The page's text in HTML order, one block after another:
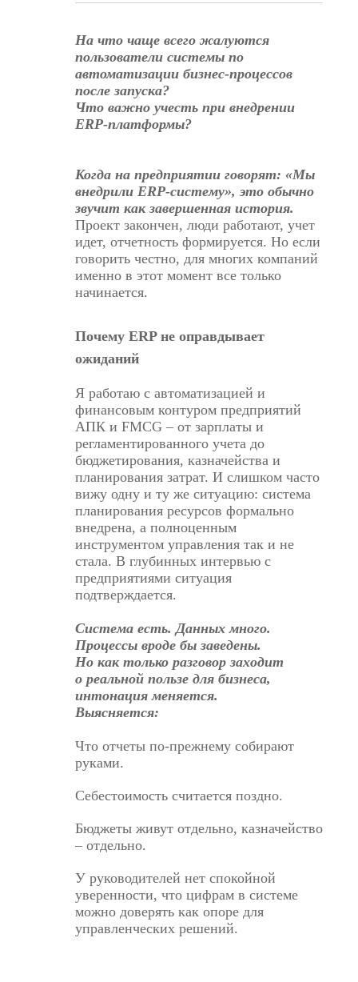
На что чаще всего жалуются
пользователи системы по
автоматизации бизнес-процессов
после запуска?
Что важно учесть при внедрении
ERP-платформы?
Когда на предприятии говорят: «Мы
внедрили ERP-систему», это обычно
звучит как завершенная история.
Проект закончен, люди работают, учет
идет, отчетность формируется. Но если
говорить честно, для многих компаний
именно в этот момент все только
начинается.
Почему ERP не оправдывает
ожиданий
Я работаю с автоматизацией и
финансовым контуром предприятий
АПК и FMCG – от зарплаты и
регламентированного учета до
бюджетирования, казначейства и
планирования затрат. И слишком часто
вижу одну и ту же ситуацию: система
планирования ресурсов формально
внедрена, а полноценным
инструментом управления так и не
стала. В глубинных интервью с
предприятиями ситуация
подтверждается.
Система есть. Данных много.
Процессы вроде бы заведены.
Но как только разговор заходит
о реальной пользе для бизнеса,
интонация меняется.
Выясняется:
Что отчеты по-прежнему собирают
руками.
Себестоимость считается поздно.
Бюджеты живут отдельно, казначейство
– отдельно.
У руководителей нет спокойной
уверенности, что цифрам в системе
можно доверять как опоре для
управленческих решений.